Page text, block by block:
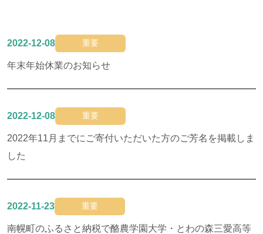
2022-12-08 重要
年末年始休業のお知らせ
2022-12-08 重要
2022年11月までにご寄付いただいた方のご芳名を掲載しま
した
2022-11-23 重要
南幌町のふるさと納税で酪農学園大学・とわの森三愛高等